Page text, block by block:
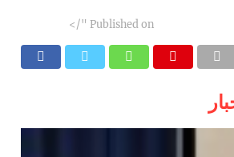
Published on
"/>